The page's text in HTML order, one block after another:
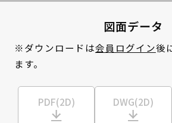
図面データ
※ダウンロードは会員ログイン後
ます。
PDF(2D) DWG(2D)